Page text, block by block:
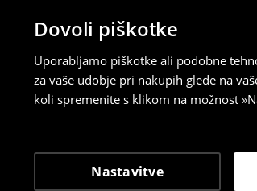
Dovoli piškotke
Uporabljamo piškotke ali podobne
za vaše udobje pri nakupih glede na
koli spremenite s klikom na možnost
Nastavitve